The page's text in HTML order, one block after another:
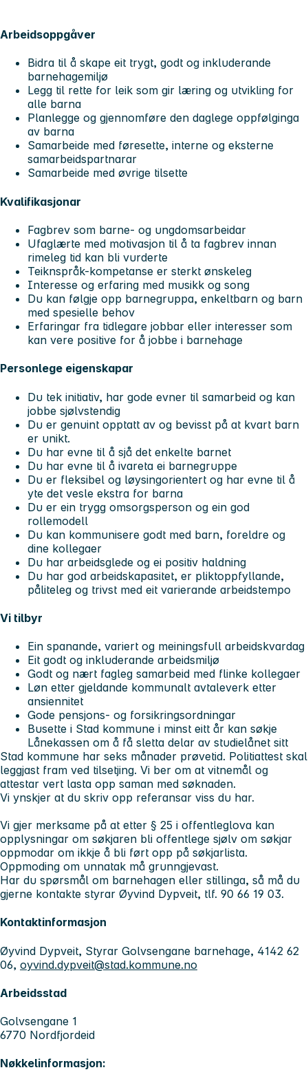
Arbeidsoppgåver
Bidra til å skape eit trygt, godt og inkluderande
barnehagemiljø
Legg til rette for leik som gir læring og utvikling for
alle barna
Planlegge og gjennomføre den daglege oppfølginga
av barna
Samarbeide med føresette, interne og eksterne
samarbeidspartnarar
Samarbeide med øvrige tilsette
Kvalifikasjonar
Fagbrev som barne- og ungdomsarbeidar
Ufaglærte med motivasjon til å ta fagbrev innan
rimeleg tid kan bli vurderte
Teiknspråk-kompetanse er sterkt ønskeleg
Interesse og erfaring med musikk og song
Du kan følgje opp barnegruppa, enkeltbarn og barn
med spesielle behov
Erfaringar fra tidlegare jobbar eller interesser som
kan vere positive for å jobbe i barnehage
Personlege eigenskapar
Du tek initiativ, har gode evner til samarbeid og kan
jobbe sjølvstendig
Du er genuint opptatt av og bevisst på at kvart barn
er unikt.
Du har evne til å sjå det enkelte barnet
Du har evne til å ivareta ei barnegruppe
Du er fleksibel og løysingorientert og har evne til å
yte det vesle ekstra for barna
Du er ein trygg omsorgsperson og ein god
rollemodell
Du kan kommunisere godt med barn, foreldre og
dine kollegaer
Du har arbeidsglede og ei positiv haldning
Du har god arbeidskapasitet, er pliktoppfyllande,
påliteleg og trivst med eit varierande arbeidstempo
Vi tilbyr
Ein spanande, variert og meiningsfull arbeidskvardag
Eit godt og inkluderande arbeidsmiljø
Godt og nært fagleg samarbeid med flinke kollegaer
Løn etter gjeldande kommunalt avtaleverk etter
ansiennitet
Gode pensjons- og forsikringsordningar
Busette i Stad kommune i minst eitt år kan søkje
Lånekassen om å få sletta delar av studielånet sitt
Stad kommune har seks månader prøvetid. Politiattest skal
leggjast fram ved tilsetjing. Vi ber om at vitnemål og
attestar vert lasta opp saman med søknaden.
Vi ynskjer at du skriv opp referansar viss du har.
Vi gjer merksame på at etter § 25 i offentleglova kan
opplysningar om søkjaren bli offentlege sjølv om søkjar
oppmodar om ikkje å bli ført opp på søkjarlista.
Oppmoding om unnatak må grunngjevast.
Har du spørsmål om barnehagen eller stillinga, så må du
gjerne kontakte styrar Øyvind Dypveit, tlf. 90 66 19 03.
Kontaktinformasjon
Øyvind Dypveit, Styrar Golvsengane barnehage, 4142 62
06, oyvind.dypveit@stad.kommune.no
Arbeidsstad
Golvsengane 1
6770 Nordfjordeid
Nøkkelinformasjon: